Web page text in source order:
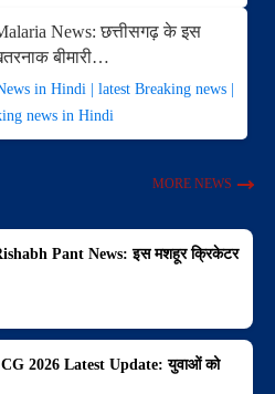
News: छत्तीसगढ़ के इस
बीमारी…
in Hindi | latest Breaking news |
news in Hindi
MORE NEWS
Pant News: इस मशहूर क्रिकेटर
2026 Latest Update: युवाओं को